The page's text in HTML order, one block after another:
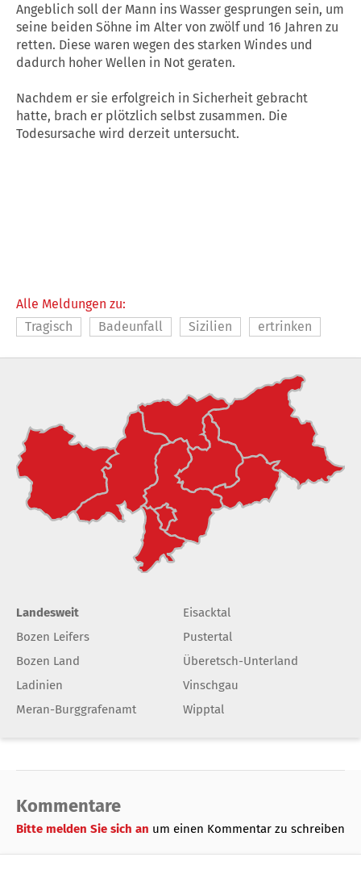
Angeblich soll der Mann ins Wasser gesprungen sein, um
seine beiden Söhne im Alter von zwölf und 16 Jahren zu
retten. Diese waren wegen des starken Windes und
dadurch hoher Wellen in Not geraten.
Nachdem er sie erfolgreich in Sicherheit gebracht
hatte, brach er plötzlich selbst zusammen. Die
Todesursache wird derzeit untersucht.
Alle Meldungen zu:
Tragisch
Badeunfall Sizilien ertrinken
Landesweit
Bozen Leifers
Bozen Land
Ladinien
Meran-Burggrafenamt
Eisacktal
Pustertal
Überetsch-Unterland
Vinschgau
Wipptal
Kommentare
Bitte melden Sie sich an um einen Kommentar zu schreiben